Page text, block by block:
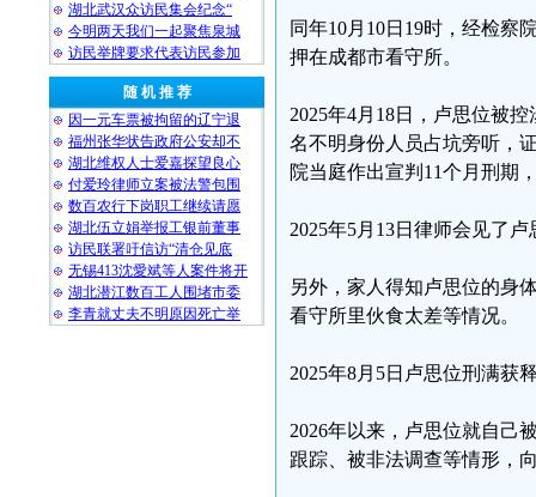
湖北武汉众访民集会纪念“
今明两天我们一起聚焦泉城
访民举牌要求代表访民参加
随 机 推 荐
因一元车票被拘留的辽宁退
福州张华状告政府公安却不
湖北维权人士爱嘉探望良心
付爱玲律师立案被法警包围
数百农行下岗职工继续请愿
湖北伍立娟举报工银前董事
访民联署吁信访“清仓见底
无锡413沈愛斌等人案件将开
湖北潜江数百工人围堵市委
李青就丈夫不明原因死亡举
同年10月10日19时，经检察
押在成都市看守所。
2025年4月18日，卢思位被
名不明身份人员占坑旁听，
院当庭作出宣判11个月刑期
2025年5月13日律师会见了
另外，家人得知卢思位的身
看守所里伙食太差等情况。
2025年8月5日卢思位刑满获
2026年以来，卢思位就自己
跟踪、被非法调查等情形，